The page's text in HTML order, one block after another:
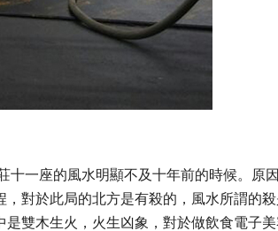
一座的風水明顯不及十年前的時候。原
對於此局的北方是有殺的，風水所謂的
雙木生火，火生凶象，對於做飲食電子